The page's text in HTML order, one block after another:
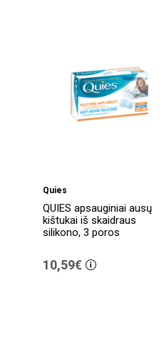
Quies
QUIES apsauginiai ausų
kištukai iš skaidraus
silikono, 3 poros
10,59€